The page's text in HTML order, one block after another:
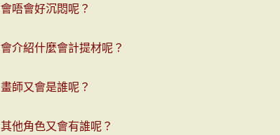
會唔會好沉悶呢？
會介紹什麼會計提材呢？
畫師又會是誰呢？
其他角色又會有誰呢？